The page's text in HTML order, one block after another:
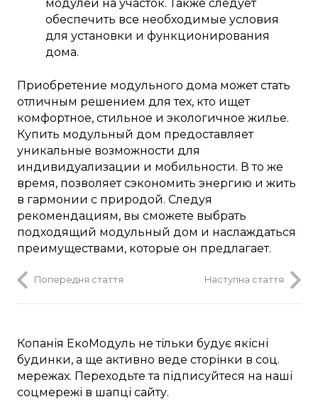
модулей на участок. Также следует
обеспечить все необходимые условия
для установки и функционирования
дома.
Приобретение модульного дома может стать
отличным решением для тех, кто ищет
комфортное, стильное и экологичное жилье.
Купить модульный дом предоставляет
уникальные возможности для
индивидуализации и мобильности. В то же
время, позволяет сэкономить энергию и жить
в гармонии с природой. Следуя
рекомендациям, вы сможете выбрать
подходящий модульный дом и наслаждаться
преимуществами, которые он предлагает.
Попередня стаття Наступна стаття
Копанія ЕкоМодуль не тільки будує якісні
будинки, а ще активно веде сторінки в соц.
мережах. Переходьте та підписуйтеся на наші
соцмережі в шапці сайту.